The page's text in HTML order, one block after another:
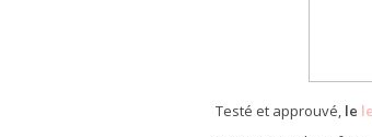
Testé et approuvé, le